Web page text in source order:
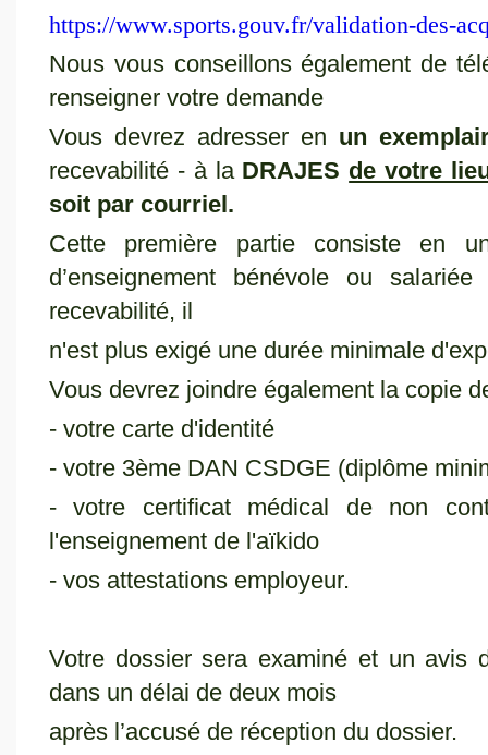
https://www.sports.gouv.fr/validation-des-
Nous vous conseillons également de
renseigner votre demande
Vous devrez adresser en un
recevabilité - à la DRAJES de votre
soit par courriel.
Cette première partie consiste en
d’enseignement bénévole ou
recevabilité, il
n'est plus exigé une durée minimale
Vous devrez joindre également la copie
- votre carte d'identité
- votre 3ème DAN CSDGE (diplôme
- votre certificat médical de non
l'enseignement de l'aïkido
- vos attestations employeur.
Votre dossier sera examiné et un avis
dans un délai de deux mois
après l’accusé de réception du dossier.